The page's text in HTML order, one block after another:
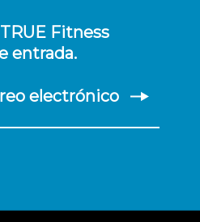
Fitness
entrada.
electrónico